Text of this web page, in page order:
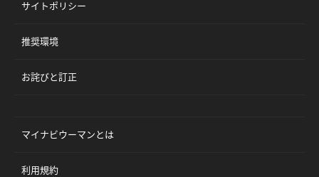
サイトポリシー
推奨環境
お詫びと訂正
マイナビウーマンとは
利用規約